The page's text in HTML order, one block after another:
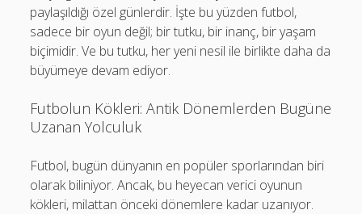
paylaşıldığı özel günlerdir. İşte bu yüzden futbol,
sadece bir oyun değil; bir tutku, bir inanç, bir yaşam
biçimidir. Ve bu tutku, her yeni nesil ile birlikte daha da
büyümeye devam ediyor.
Futbolun Kökleri: Antik Dönemlerden Bugüne
Uzanan Yolculuk
Futbol, bugün dünyanın en popüler sporlarından biri
olarak biliniyor. Ancak, bu heyecan verici oyunun
kökleri, milattan önceki dönemlere kadar uzanıyor.